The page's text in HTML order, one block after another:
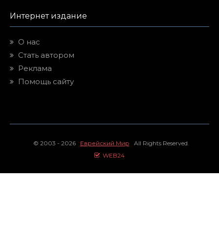
Интернет издание
О нас
Стать автором
Реклама
Помощь сайту
© 2003 - 2026 Еврейский Мир All Rights Reserved.
WEB24